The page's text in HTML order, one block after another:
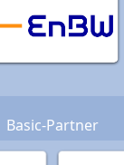
Basic-Partner